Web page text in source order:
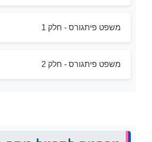
משפט פיתגורס - חלק 1
משפט פיתגורס - חלק 2